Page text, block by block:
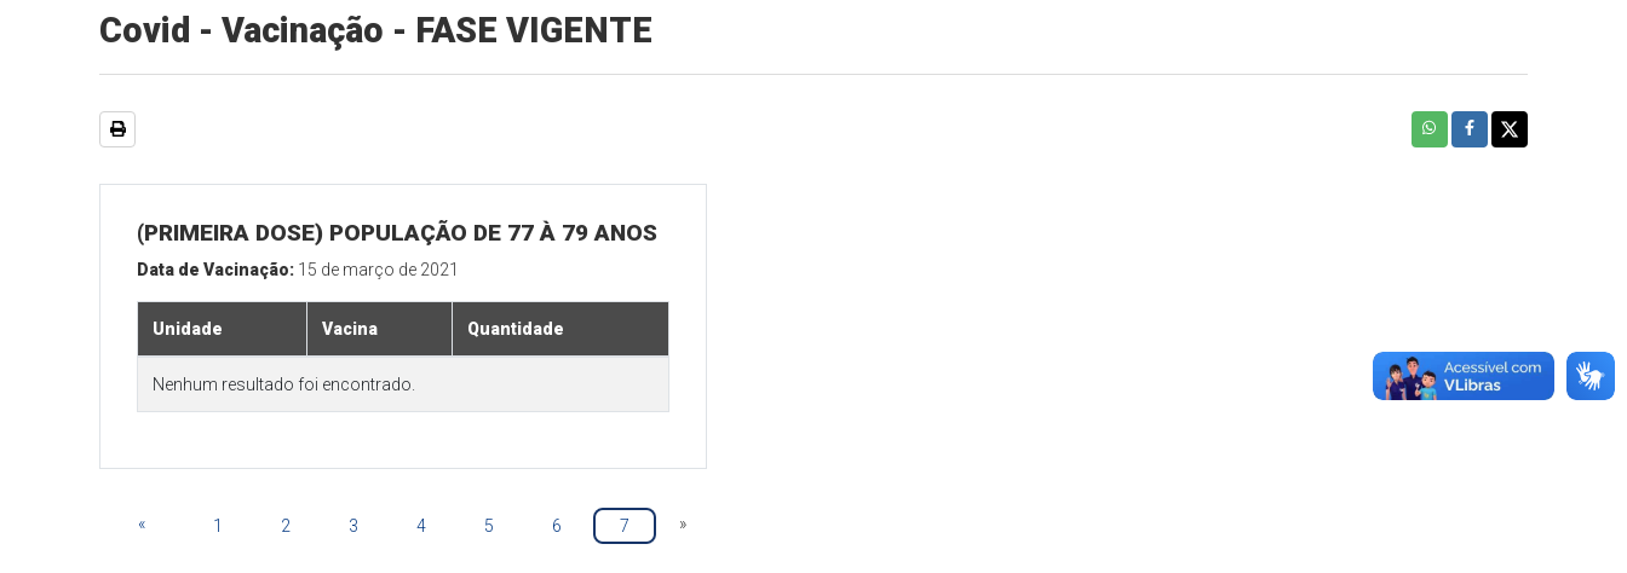
Covid - Vacinação - FASE VIGENTE
(PRIMEIRA DOSE) POPULAÇÃO DE 77 À 79 ANOS
Data de Vacinação: 15 de março de 2021
Unidade Vacina Quantidade
Nenhum resultado foi encontrado.
« 1 2 3 4 5 6 7 »